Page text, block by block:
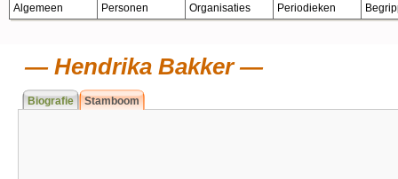
Algemeen Personen Organisaties Periodieken
Hendrika Bakker
Biografie Stamboom